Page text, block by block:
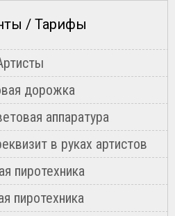
/ Тарифы
дорожка
аппаратура
в руках артистов
пиротехника
пиротехника